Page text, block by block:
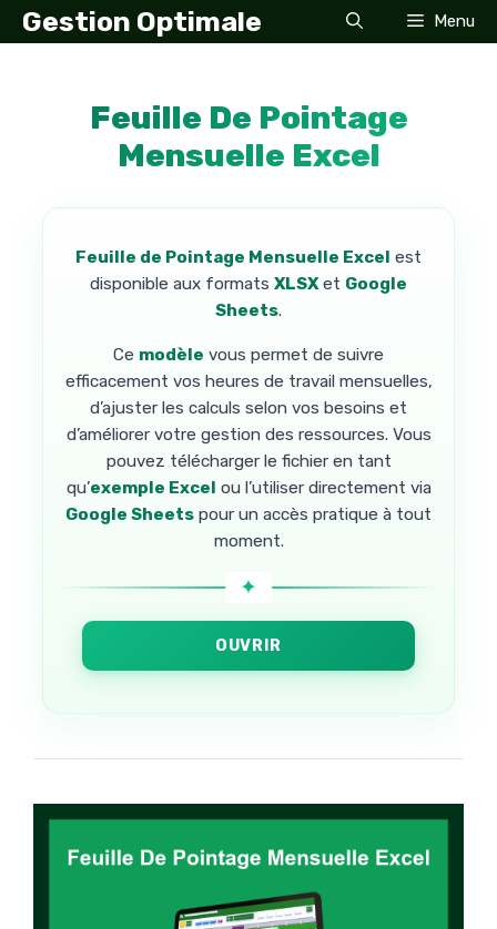
AllerGestion Optimale Menu
Feuille De Pointage
Mensuelle Excel
Feuille de Pointage Mensuelle Excel est
disponible aux formats XLSXet Google
Sheets.
Ce modèle vous permet de suivre
efficacement vos heures de travail mensuelles,
d’ajuster les calculs selon vos besoins et
d’améliorer votre gestion des ressources. Vous
pouvez télécharger le fichier en tant
qu’exemple Excel ou l’utiliser directement via
Google Sheets pour un accès pratique à tout
moment.
OUVRIR